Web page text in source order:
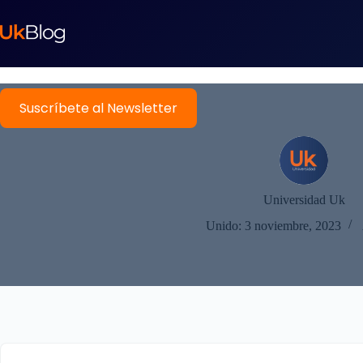
Suscríbete al Newsletter
Universidad Uk
Unido: 3 noviembre, 2023